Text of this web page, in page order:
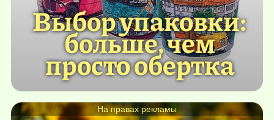
Выбор упаковки:
больше, чем
просто обертка
На правах рекламы